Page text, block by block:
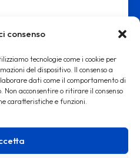
consenso
tecnologie come i cookie per
del dispositivo. Il consenso a
dati come il comportamento di
Non acconsentire o ritirare il consenso
caratteristiche e funzioni.
2019 © - Iscrizione alla Camera
REA RM: 1553167